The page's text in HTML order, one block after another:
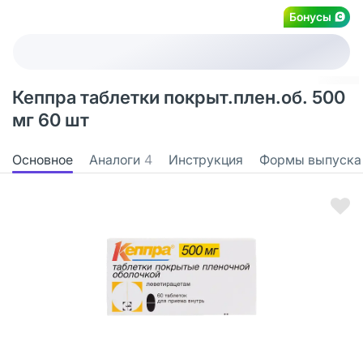
Бонусы
Кеппра таблетки покрыт.плен.об. 500
мг 60 шт
Основное Аналоги 4 Инструкция Формы выпуска